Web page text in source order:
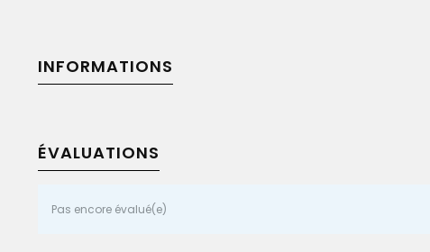
INFORMATIONS
ÉVALUATIONS
Pas encore évalué(e)